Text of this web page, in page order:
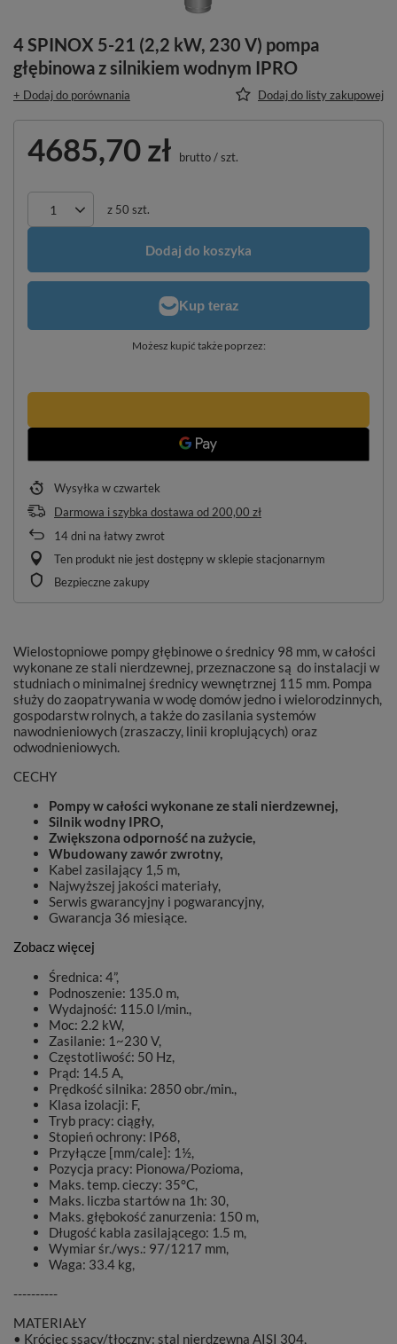
4 SPINOX 5-21 (2,2 kW, 230 V) pompa
głębinowa z silnikiem wodnym IPRO
+ Dodaj do porównania Dodaj do listy zakupowej
4685,70 zł brutto/szt.
z 50 szt.
Dodaj do koszyka
Możesz kupić także poprzez:
Wysyłka w czwartek
Darmowa i szybka dostawa od 200,00 zł
14dni na łatwy zwrot
Ten produkt nie jest dostępny w sklepie stacjonarnym
Bezpieczne zakupy
Wielostopniowe pompy głębinowe o średnicy 98 mm, w całości
wykonane ze stali nierdzewnej, przeznaczone są do instalacji w
studniach o minimalnej średnicy wewnętrznej 115 mm. Pompa
służy do zaopatrywania w wodę domów jedno i wielorodzinnych,
gospodarstw rolnych, a także do zasilania systemów
nawodnieniowych (zraszaczy, linii kroplujących) oraz
odwodnieniowych.
CECHY
Pompy w całości wykonane ze stali nierdzewnej,
Silnik wodny IPRO,
Zwiększona odporność na zużycie,
Wbudowany zawór zwrotny,
Kabel zasilający 1,5 m,
Najwyższej jakości materiały,
Serwis gwarancyjny i pogwarancyjny,
Gwarancja 36 miesiące.
Zobacz więcej
Średnica: 4”,
Podnoszenie: 135.0 m,
Wydajność: 115.0 l/min.,
Moc: 2.2 kW,
Zasilanie: 1~230 V,
Częstotliwość: 50 Hz,
Prąd: 14.5 A,
Prędkość silnika: 2850 obr./min.,
Klasa izolacji: F,
Tryb pracy: ciągły,
Stopień ochrony: IP68,
Przyłącze [mm/cale]: 1½,
Pozycja pracy: Pionowa/Pozioma,
Maks. temp. cieczy: 35°C,
Maks. liczba startów na 1h: 30,
Maks. głębokość zanurzenia: 150 m,
Długość kabla zasilającego: 1.5 m,
Wymiar śr./wys.: 97/1217 mm,
Waga: 33.4 kg,
----------
MATERIAŁY
• Króciec ssący/tłoczny: stal nierdzewna AISI 304,